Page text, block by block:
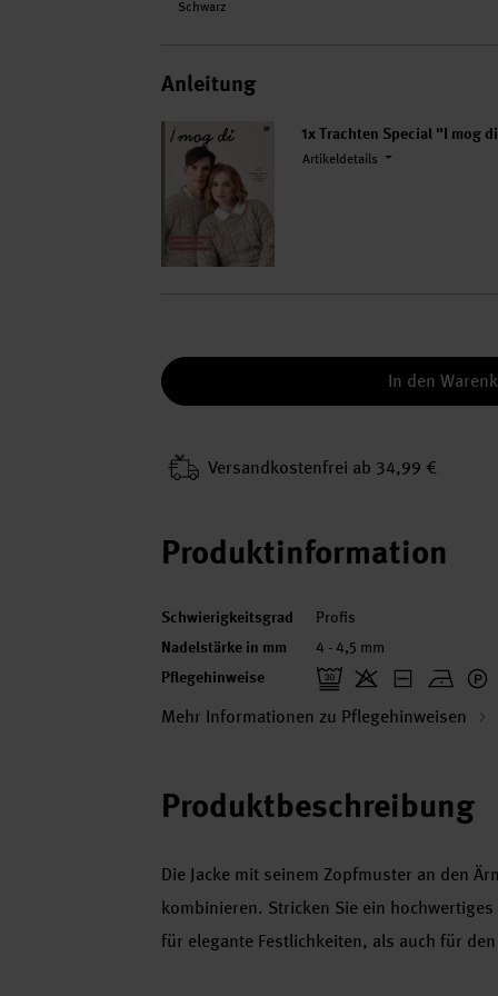
Schwarz
Anleitung
1x Trachten Special "I mog
Artikeldetails
In den
Versand­kosten­frei ab 34,99 €
Produktinformation
Schwierigkeitsgrad Profis
Nadelstärke in mm 4 - 4,5 mm
Pflegehinweise
Mehr Informationen zu Pflegehinweisen
Produktbeschreibung
Die Jacke mit seinem Zopfmuster an den
kombinieren. Stricken Sie ein
für elegante Festlichkeiten, als auch für